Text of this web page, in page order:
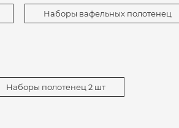
Наборы вафельных полотенец
Наборы полотенец 2 шт